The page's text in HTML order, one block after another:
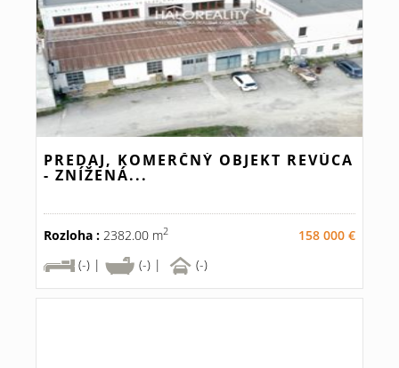
PREDAJ, KOMERČNÝ OBJEKT REVÚCA
- ZNÍŽENÁ...
Rozloha : 2382.00 m2
158 000 €
(-) |
(-) | (-)